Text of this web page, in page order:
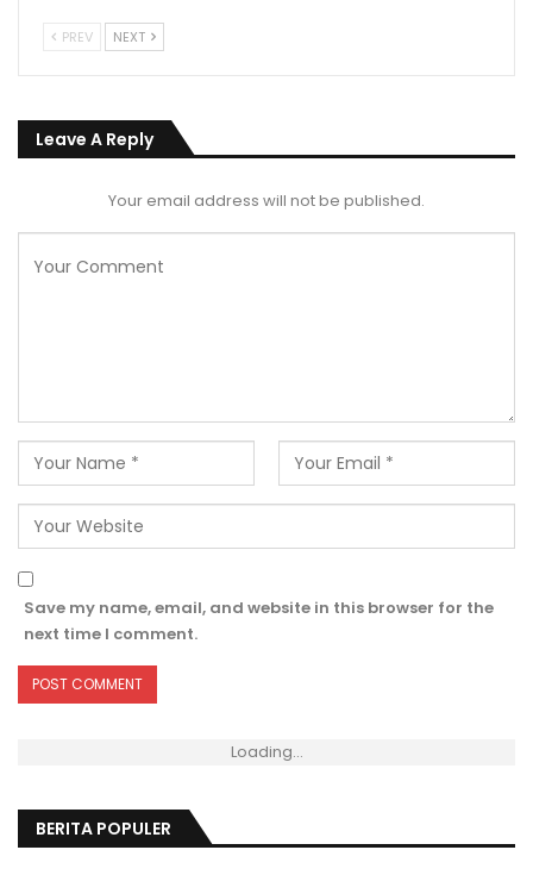
PREV NEXT
Leave A Reply
Your email address will not be published.
Save my name, email, and website in this browser for the
next time I comment.
Loading...
BERITA POPULER